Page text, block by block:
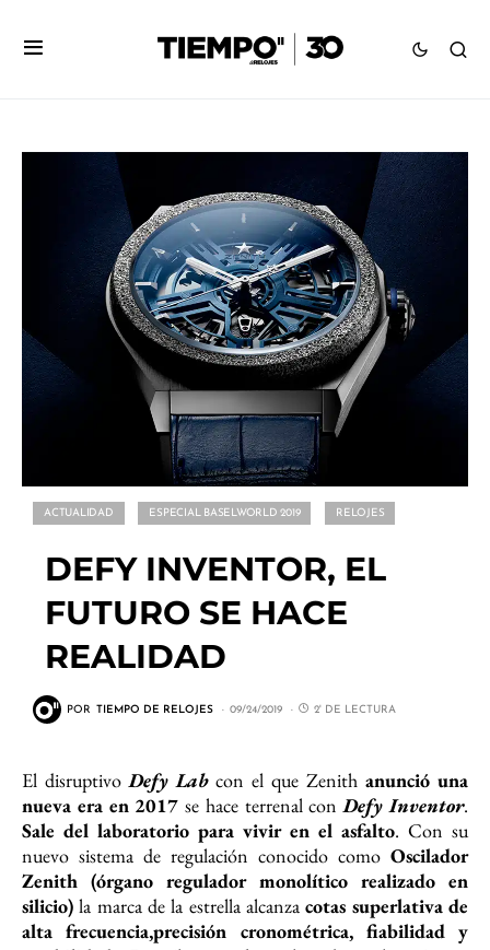
ACTUALIDAD ESPECIAL BASELWORLD 2019 RELOJES
DEFY INVENTOR, EL
FUTURO SE HACE
REALIDAD
POR TIEMPO DE RELOJES 09/24/2019 2' DE LECTURA
El disruptivoDefy Lab con el que Zenith anunció una
nueva era en 2017 se hace terrenal conDefy Inventor.
Sale del laboratorio para vivir en el asfalto. Con su
nuevo sistema de regulación conocido como Oscilador
Zenith (órgano regulador monolítico realizado en
silicio) la marca de la estrella alcanzacotas superlativa de
alta frecuencia,precisión cronométrica, fiabilidad y